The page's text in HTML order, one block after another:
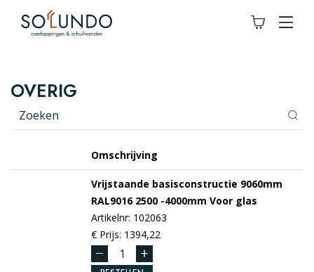
OVERIG
Omschrijving
Vrijstaande basisconstructie 9060mm
RAL90162500 -4000mm Voor glas
Artikelnr: 102063
€ Prijs: 1394,22